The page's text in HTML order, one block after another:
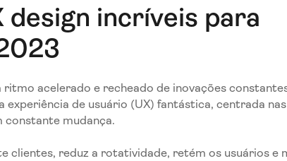
design incríveis para
acelerado e recheado de inovações
de usuário (UX) fantástica, centrada nas
constante mudança.
clientes, reduz a rotatividade, retém os usuários e